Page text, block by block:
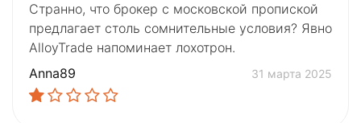
Странно, что брокер с московской пропиской
предлагает столь сомнительные условия? Явно
AlloyTrade напоминает лохотрон.
Anna89
31 марта 2025